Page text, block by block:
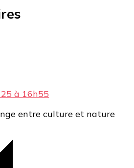
à 16h55
entre culture et nature